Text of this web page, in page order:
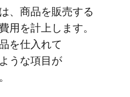
、​商品を​販売する​
用を​計上します。​
を​仕入れて​
うな​項目が​